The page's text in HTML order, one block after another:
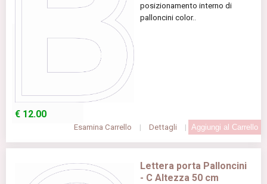
posizionamento interno di
palloncini color..
€ 12.00
Esamina Carrello | Dettagli |
Lettera porta Palloncini
- C Altezza 50 cm